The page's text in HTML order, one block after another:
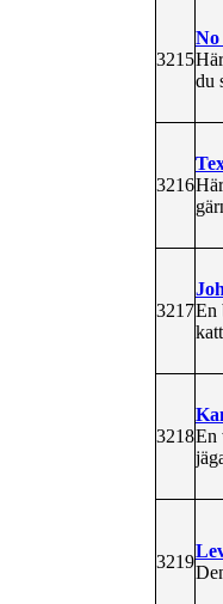
3215
No
du
3216
3217En
3218En
3219